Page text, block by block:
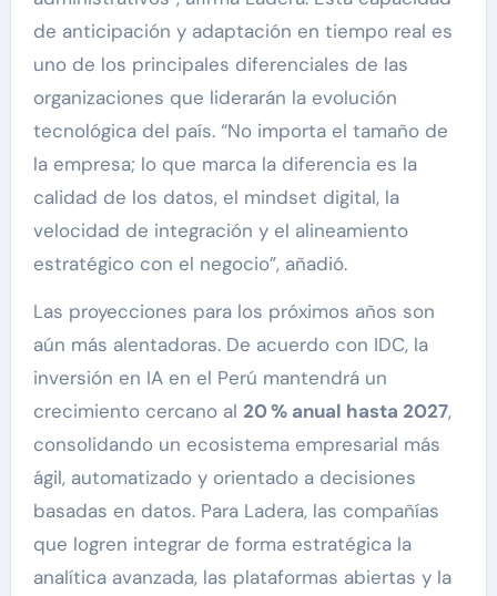
de anticipación y adaptación en tiempo real es
uno de los principales diferenciales de las
organizaciones que liderarán la evolución
tecnológica del país. “No importa el tamaño de
la empresa; lo que marca la diferencia es la
calidad de los datos, el mindset digital, la
velocidad de integración y el alineamiento
estratégico con el negocio”, añadió.
Las proyecciones para los próximos años son
aún más alentadoras. De acuerdo con IDC, la
inversión en IA en el Perú mantendrá un
crecimiento cercano al 20 % anual hasta 2027,
consolidando un ecosistema empresarial más
ágil, automatizado y orientado a decisiones
basadas en datos. Para Ladera, las compañías
que logren integrar de forma estratégica la
analítica avanzada, las plataformas abiertas y la